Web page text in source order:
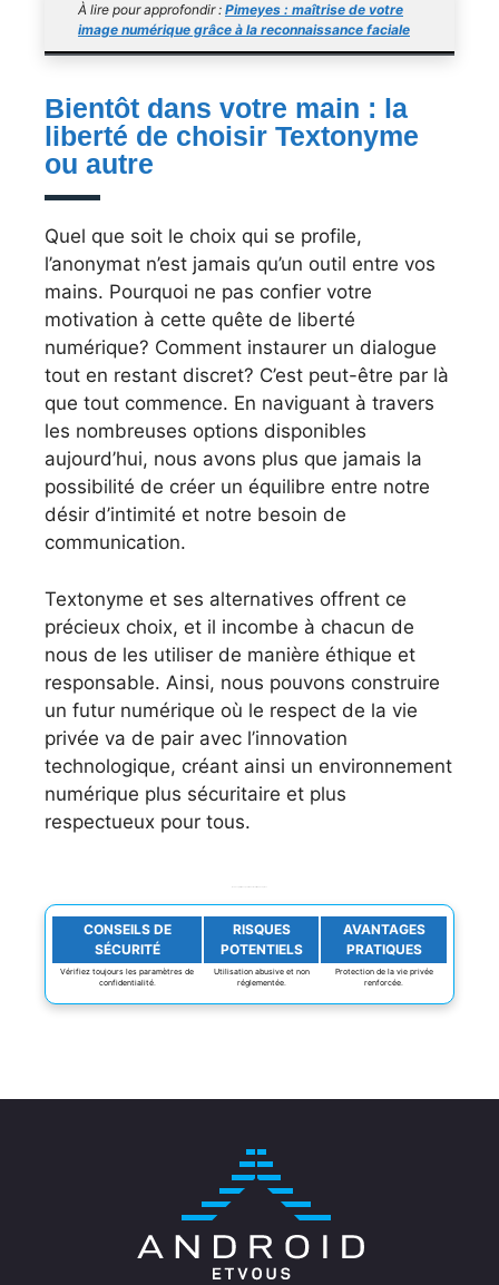
À lire pour approfondir : Pimeyes : maîtrise de votre
image numérique grâce à la reconnaissance faciale
Bientôt dans votre main : la
liberté de choisir Textonyme
ou autre
Quel que soit le choix qui se profile,
l’anonymat n’est jamais qu’un outil entre vos
mains. Pourquoi ne pas confier votre
motivation à cette quête de liberté
numérique? Comment instaurer un dialogue
tout en restant discret? C’est peut-être par là
que tout commence. En naviguant à travers
les nombreuses options disponibles
aujourd’hui, nous avons plus que jamais la
possibilité de créer un équilibre entre notre
désir d’intimité et notre besoin de
communication.
Textonyme et ses alternatives offrent ce
précieux choix, et il incombe à chacun de
nous de les utiliser de manière éthique et
responsable. Ainsi, nous pouvons construire
un futur numérique où le respect de la vie
privée va de pair avec l’innovation
technologique, créant ainsi un environnement
numérique plus sécuritaire et plus
respectueux pour tous.
CONSEILS DE
SÉCURITÉ
RISQUES
POTENTIELS
AVANTAGES
PRATIQUES
Vérifiez toujours les paramètres de
confidentialité.
Utilisation abusive et non
réglementée.
Protection de la vie privée
renforcée.